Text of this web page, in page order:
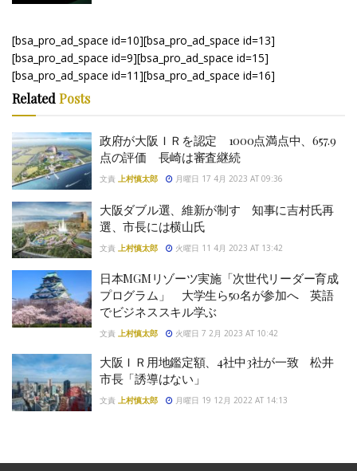
[bsa_pro_ad_space id=10][bsa_pro_ad_space id=13]
[bsa_pro_ad_space id=9][bsa_pro_ad_space id=15]
[bsa_pro_ad_space id=11][bsa_pro_ad_space id=16]
RelatedPosts
政府が大阪ＩＲを認定 1000点満点中、657.9
点の評価 長崎は審査継続
文責 上村慎太郎 月曜日 17 4月 2023 AT 09:36
大阪ダブル選、維新が制す 知事に吉村氏再
選、市長には横山氏
文責 上村慎太郎 火曜日 11 4月 2023 AT 13:42
日本MGMリゾーツ実施「次世代リーダー育成
プログラム」 大学生ら50名が参加へ 英語
でビジネススキル学ぶ
文責 上村慎太郎 火曜日 7 2月 2023 AT 10:42
大阪ＩＲ用地鑑定額、4社中3社が一致 松井
市長「誘導はない」
文責 上村慎太郎 月曜日 19 12月 2022 AT 14:13